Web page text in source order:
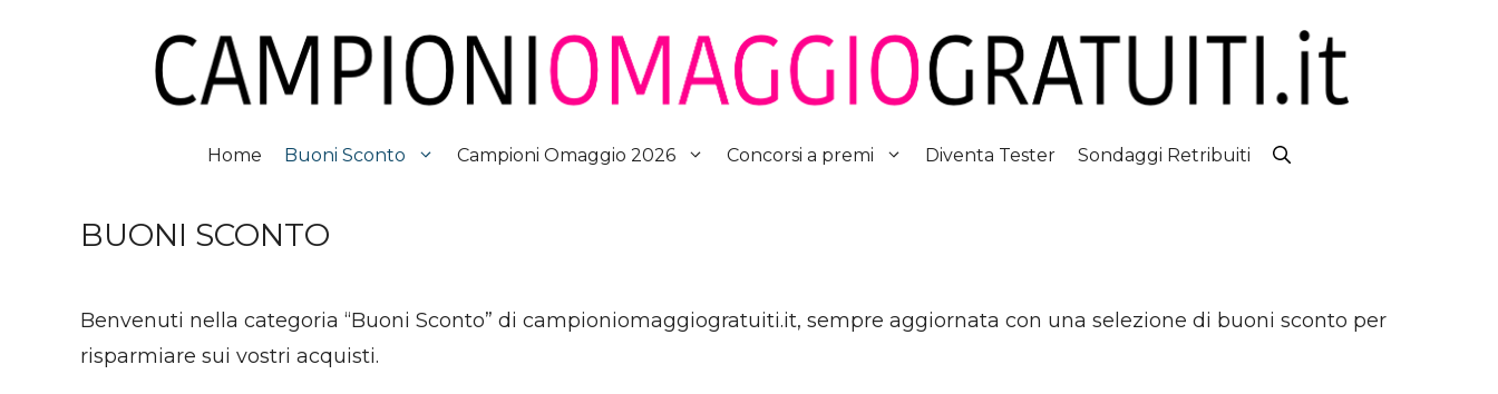
Home Buoni Sconto Campioni Omaggio 2026 Concorsi a premi Diventa Tester Sondaggi Retribuiti
BUONI SCONTO
Benvenuti nella categoria “Buoni Sconto” di campioniomaggiogratuiti.it, sempre aggiornata con una selezione di buoni sconto per
risparmiare sui vostri acquisti.